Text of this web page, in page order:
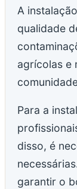
A
qualidade
agrícolas e
Para a
disso, é
garantir o